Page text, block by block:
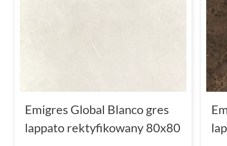
Emigres Global Blanco gres
lappato rektyfikowany 80x80